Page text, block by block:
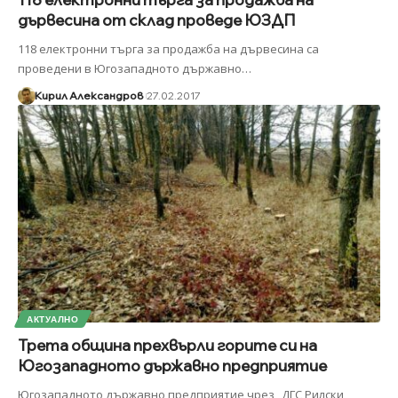
дървесина от склад проведе ЮЗДП
118 електронни търга за продажба на дървесина са
проведени в Югозападното държавно…
Кирил Александров 27.02.2017
АКТУАЛНО
Трета община прехвърли горите си на
Югозападното държавно предприятие
Югозападното държавно предприятие чрез „ДГС Рилски